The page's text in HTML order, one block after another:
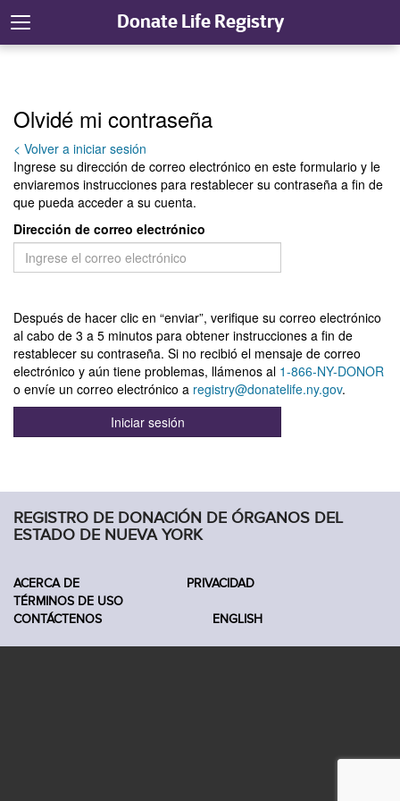
Donate Life Registry
REGISTRO DE DONACIÓN DE ÓRGANOS DEL
ESTADO DE NUEVA YORK
ACERCA DE
PRIVACIDAD
TÉRMINOS DE USO
CONTÁCTENOS
ENGLISH